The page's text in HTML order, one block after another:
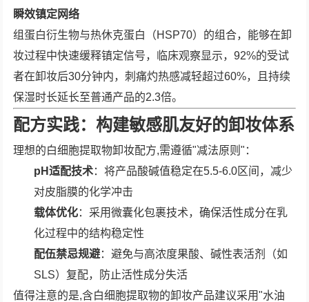
瞬效镇定网络
组蛋白衍生物与热休克蛋白（HSP70）的组合，能够在卸
妆过程中快速缓释镇定信号，临床观察显示，92%的受试
者在卸妆后30分钟内，刺痛灼热感减轻超过60%，且持续
保湿时长延长至普通产品的2.3倍。
配方实践：构建敏感肌友好的卸妆体系
理想的白细胞提取物卸妆配方,需遵循"减法原则"：
pH适配技术：将产品酸碱值稳定在5.5-6.0区间，减少
对皮脂膜的化学冲击
载体优化：采用微囊化包裹技术，确保活性成分在乳
化过程中的结构稳定性
配伍禁忌规避：避免与高浓度果酸、碱性表活剂（如
SLS）复配，防止活性成分失活
值得注意的是,含白细胞提取物的卸妆产品建议采用"水油